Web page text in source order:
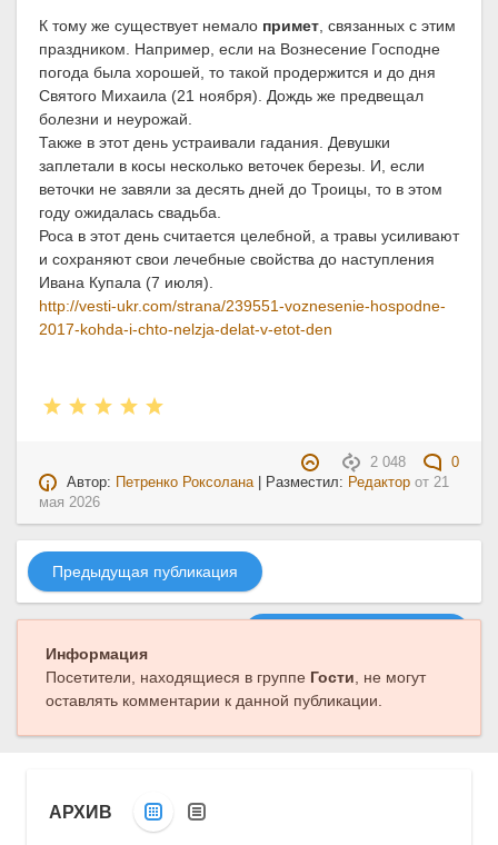
К тому же существует немало примет, связанных с этим
праздником. Например, если на Вознесение Господне
погода была хорошей, то такой продержится и до дня
Святого Михаила (21 ноября). Дождь же предвещал
болезни и неурожай.
Также в этот день устраивали гадания. Девушки
заплетали в косы несколько веточек березы. И, если
веточки не завяли за десять дней до Троицы, то в этом
году ожидалась свадьба.
Роса в этот день считается целебной, а травы усиливают
и сохраняют свои лечебные свойства до наступления
Ивана Купала (7 июля).
http://vesti-ukr.com/strana/239551-voznesenie-hospodne-
2017-kohda-i-chto-nelzja-delat-v-etot-den
2 048
0
Автор:
Петренко Роксолана| Разместил: Редактор от21
мая 2026
Предыдущая публикация
Информация
Посетители, находящиеся в группе Гости, не могут
оставлять комментарии к данной публикации.
АРХИВ